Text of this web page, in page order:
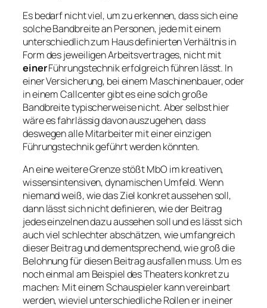
Es bedarf nicht viel, um zu erkennen, dass sich eine
solche Bandbreite an Personen, jede mit einem
unterschiedlich zum Haus definierten Verhältnis in
Form des jeweiligen Arbeitsvertrages, nicht mit
einerFührungstechnik erfolgreich führen lässt. In
einer Versicherung, bei einem Maschinenbauer, oder
in einem Callcenter gibt es eine solch große
Bandbreite typischerweise nicht. Aber selbst hier
wäre es fahrlässig davon auszugehen, dass
deswegen alle Mitarbeiter mit einer einzigen
Führungstechnik geführt werden könnten.
An eine weitere Grenze stößt MbO im kreativen,
wissensintensiven, dynamischen Umfeld. Wenn
niemand weiß, wie das Ziel konkret aussehen soll,
dann lässt sich nicht definieren, wie der Beitrag
jedes einzelnen dazu aussehen soll und es lässt sich
auch viel schlechter abschätzen, wie umfangreich
dieser Beitrag und dementsprechend, wie groß die
Belohnung für diesen Beitrag ausfallen muss. Um es
noch einmal am Beispiel des Theaters konkret zu
machen: Mit einem Schauspieler kann vereinbart
werden, wieviel unterschiedliche Rollen er in einer